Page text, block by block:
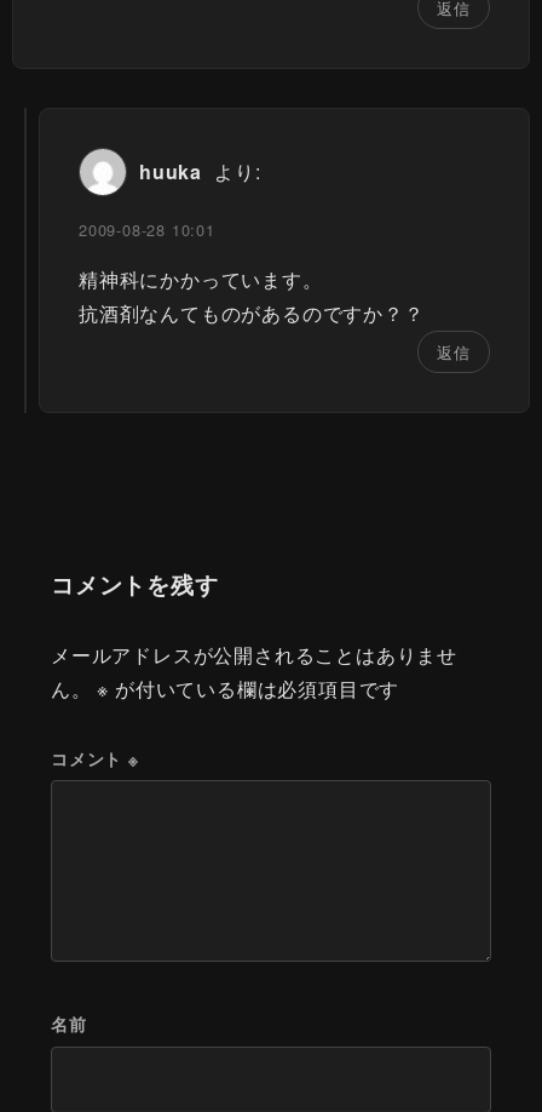
返信
huuka より:
2009-08-28 10:01
精神科にかかっています。
抗酒剤なんてものがあるのですか？？
返信
コメントを残す
メールアドレスが公開されることはありませ
ん。
※ が付いている欄は必須項目です
コメント ※
名前